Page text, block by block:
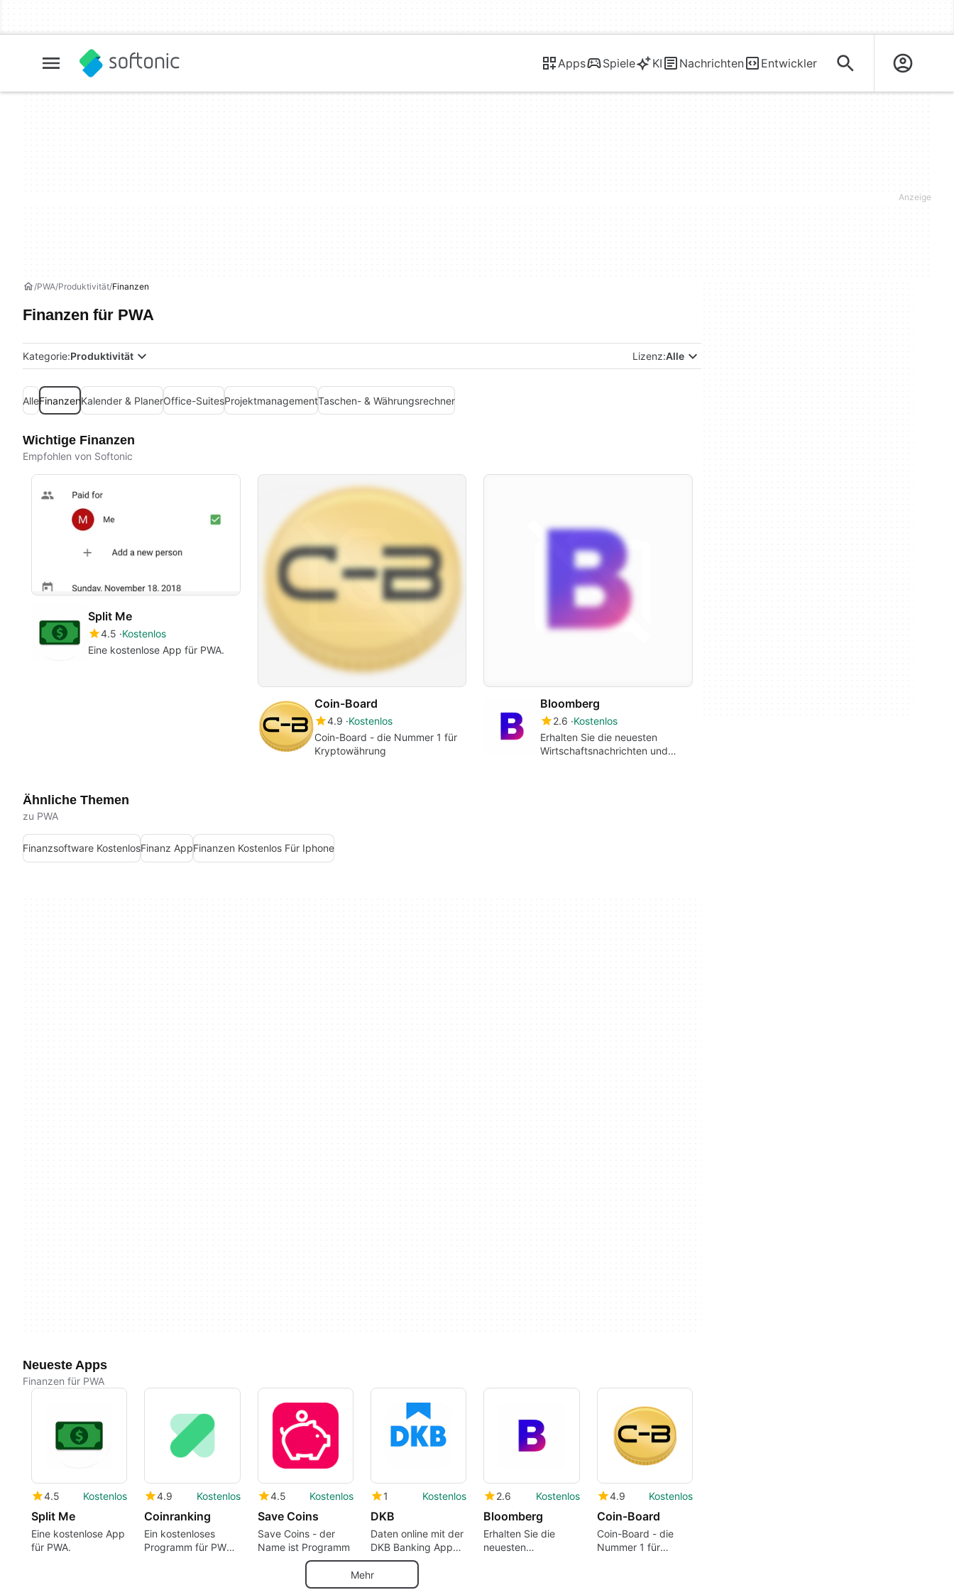
Apps Spiele KI Nachrichten Entwickler
PWA Produktivität Finanzen
Finanzen für PWA
Kategorie:Produktivität Lizenz:Alle
AlleFinanzenKalender & PlanerOffice-SuitesProjektmanagementTaschen- & Währungsrechner
Wichtige Finanzen
Empfohlen von Softonic
Split Me
4.5 Kostenlos
Eine kostenlose App für PWA.
Coin-Board
4.9 Kostenlos
Coin-Board - die Nummer 1 für
Kryptowährung
Bloomberg
2.6 Kostenlos
Erhalten Sie die neuesten
Wirtschaftsnachrichten und
Ähnliche Themen
zu PWA
Finanzsoftware KostenlosFinanz AppFinanzen Kostenlos Für Iphone
Neueste Apps
Finanzen für PWA
4.5 Kostenlos
Split Me
Eine kostenlose App
für PWA.
4.9 Kostenlos
Coinranking
Ein kostenloses
Programm für PWA
4.5 Kostenlos
Save Coins
Save Coins - der
Name ist Programm
1 Kostenlos
DKB
Daten online mit der
DKB Banking App
effizient verwalten
2.6 Kostenlos
Bloomberg
Erhalten Sie die
neuesten
4.9 Kostenlos
Coin-Board
Coin-Board - die
Nummer 1 für
Mehr